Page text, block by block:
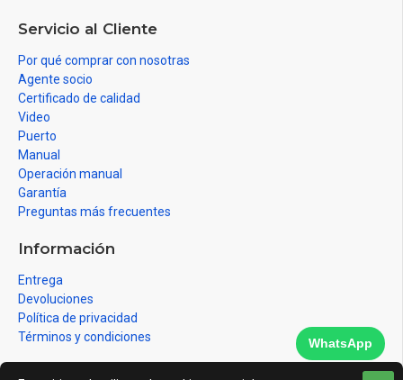
Servicio al Cliente
Por qué comprar con nosotras
Agente socio
Certificado de calidad
Video
Puerto
Manual
Operación manual
Garantía
Preguntas más frecuentes
Información
Entrega
Devoluciones
Política de privacidad
Términos y condiciones
WhatsApp